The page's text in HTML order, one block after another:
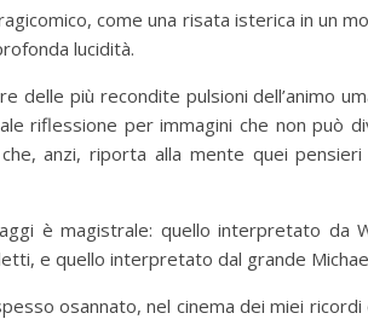
come una risata isterica in un
lucidità.
delle più recondite pulsioni dell’animo
riflessione per immagini che non può
anzi, riporta alla mente quei pensieri
è magistrale: quello interpretato da
e quello interpretato dal grande
osannato, nel cinema dei miei